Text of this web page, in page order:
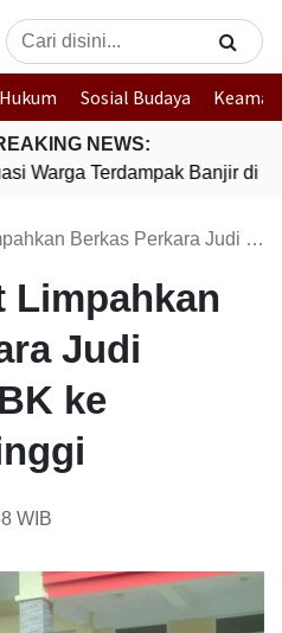
Hukum Sosial Budaya
NEWS:
Warga Terdampak Banjir di
Perkara Judi Online Apin BK ke Kejaksaan Tinggi
Limpahkan
Judi
ke
WIB